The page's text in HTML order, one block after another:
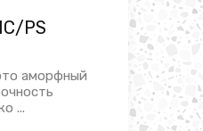
PS
аморфный
...